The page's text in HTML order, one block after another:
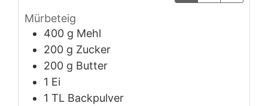
Mürbeteig
400 g Mehl
200 g Zucker
200 g Butter
1 Ei
1 TL Backpulver